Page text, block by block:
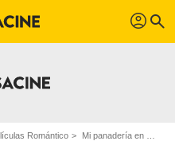
profil search
Romántico Mi panadería en Brooklyn